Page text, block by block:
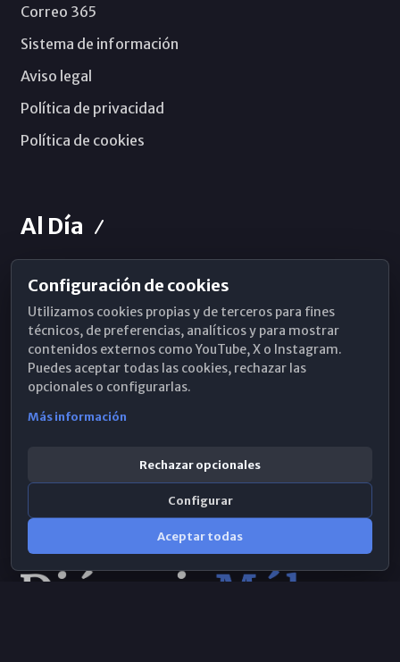
Correo 365
Sistema de información
Aviso legal
Política de privacidad
Política de cookies
Al Día
Horarios de Misa
Hemeroteca
WhatsApp
Configuración de cookies
Utilizamos cookies propias y de terceros para fines
técnicos, de preferencias, analíticos y para mostrar
contenidos externos como YouTube, X o Instagram.
Puedes aceptar todas las cookies, rechazar las
opcionales o configurarlas.
Más información
Rechazar opcionales
Configurar
Aceptar todas